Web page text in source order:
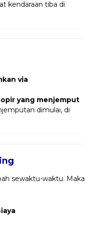
kendaraan tiba di
via
yang menjemput
dimulai, di
sewaktu-waktu. Maka